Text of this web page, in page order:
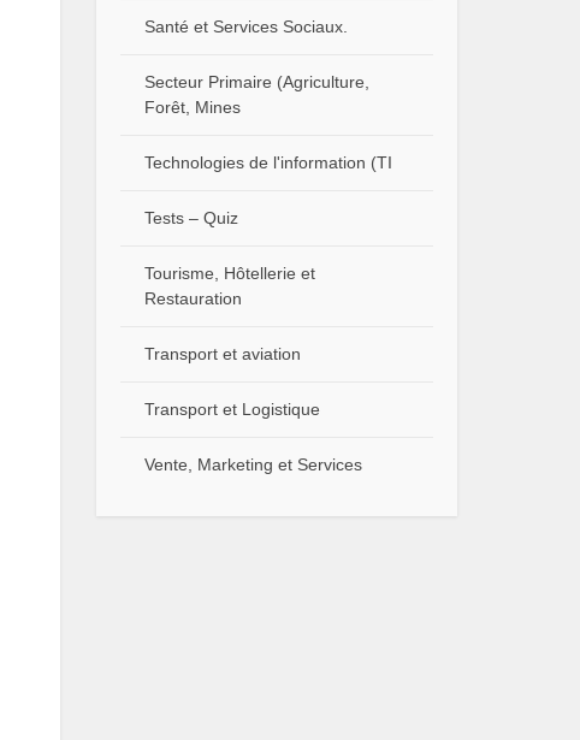
Santé et Services Sociaux.
Secteur Primaire (Agriculture,
Forêt, Mines
Technologies de l'information (TI
Tests – Quiz
Tourisme, Hôtellerie et
Restauration
Transport et aviation
Transport et Logistique
Vente, Marketing et Services